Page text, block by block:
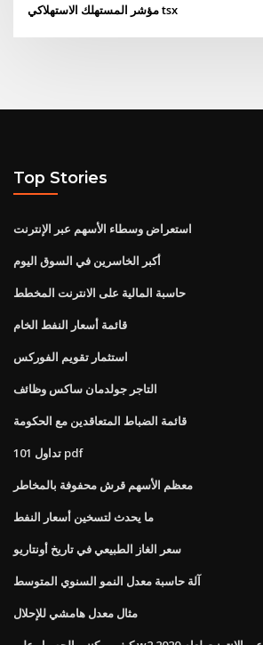
مؤشر المستهلك الاستهلاكي tsx
Top Stories
استعراض وسطاء الأسهم عبر الإنترنت
أكبر الخاسرين في السوق اليوم
حاسبة المالية على الانترنت المخطط
قائمة أسعار النفط الخام
استثمار تقويم الفوركس
التاجر جولدمان ساكس وظائف
قائمة الضباط المتعاقدين مع الحكومة
تداول 101 pdf
معظم الأسهم قرش محفوفة بالمخاطر
ما يحدث لتسخين أسعار النفط
سعر الغاز الطبيعي في تاريخ أونتاريو
آلة حاسبة معدل النمو السنوي المتوسط
مثال معدل هامشي للإحلال